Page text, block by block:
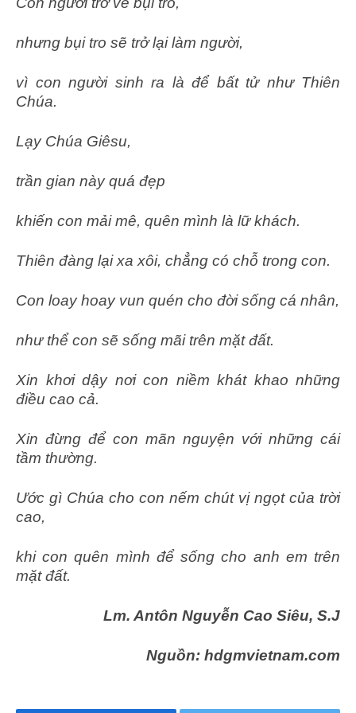
nhưng bụi tro sẽ trở lại làm người,
vì con người sinh ra là để bất tử như Thiên
Chúa.
Lạy Chúa Giêsu,
trần gian này quá đẹp
khiến con mải mê, quên mình là lữ khách.
Thiên đàng lại xa xôi, chẳng có chỗ trong con.
Con loay hoay vun quén cho đời sống cá nhân,
như thể con sẽ sống mãi trên mặt đất.
Xin khơi dậy nơi con niềm khát khao những
điều cao cả.
Xin đừng để con mãn nguyện với những cái
tầm thường.
Ước gì Chúa cho con nếm chút vị ngọt của trời
cao,
khi con quên mình để sống cho anh em trên
mặt đất.
Lm. Antôn Nguyễn Cao Siêu, S.J
Nguồn: hdgmvietnam.com